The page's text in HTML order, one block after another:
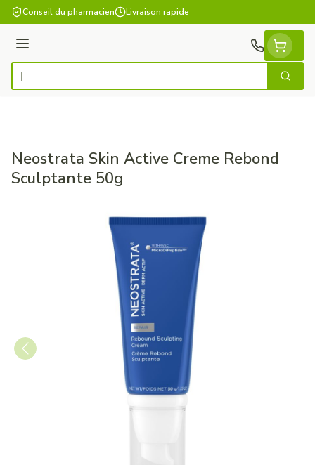
Aller au contenu
Conseil du pharmacien Livraison rapide
Menu
Rechercher
Neostrata Skin Active Creme Rebond
Sculptante 50g